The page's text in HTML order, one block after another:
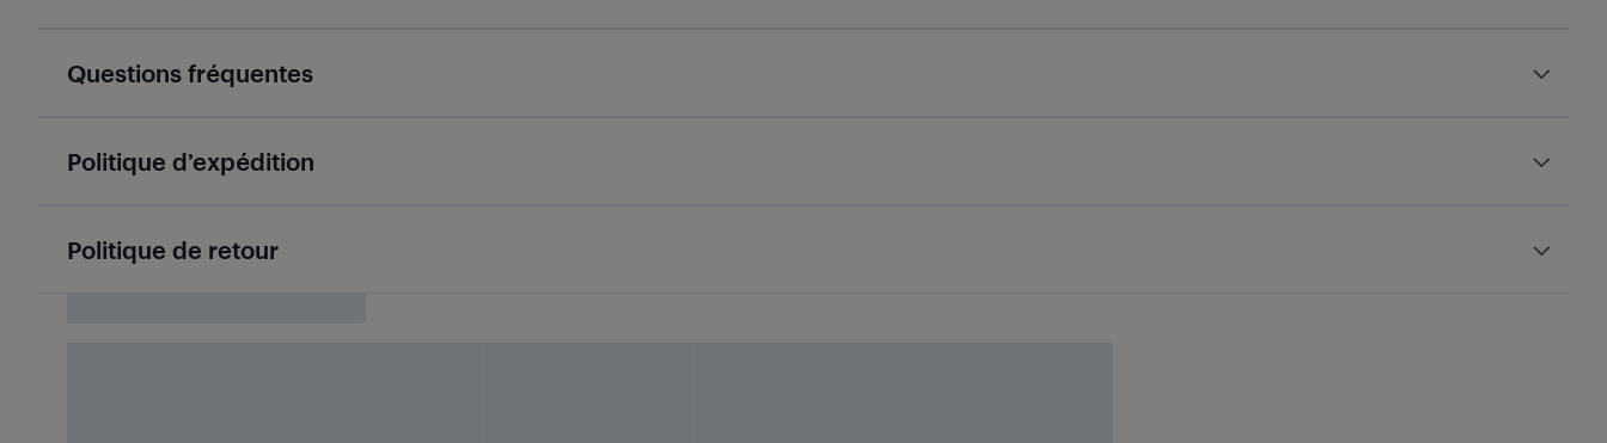
Questions fréquentes
Politique d’expédition
Politique de retour